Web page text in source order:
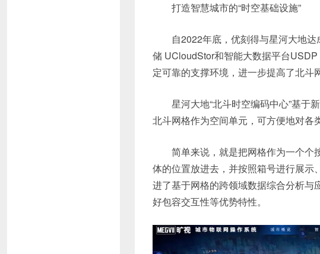
打造智慧城市的“时空基础设施”
自2022年底，优刻得与星河大地
储 UCloudStor和智能大数据平台
定可靠的支撑环境，进一步提高了北斗
星河大地“北斗时空编码中心”基于
北斗网格作为空间单元，可方便地对各
简单来说，就是把网格作为一个个
体的位置放进去，并按照箱号进行展示
进了基于网格的跨领域数据综合分析与
好包容交互性等优势特性。